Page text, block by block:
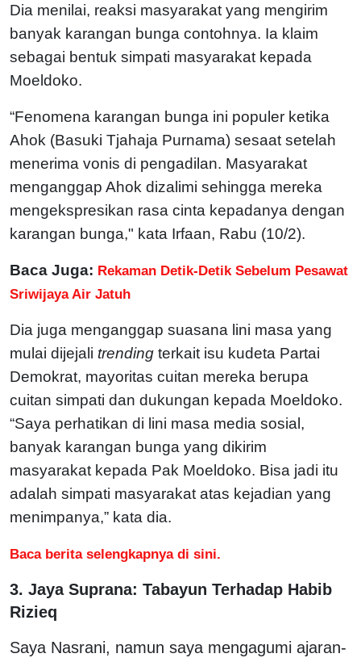
Dia menilai, reaksi masyarakat yang mengirim
banyak karangan bunga contohnya. Ia klaim
sebagai bentuk simpati masyarakat kepada
Moeldoko.
“Fenomena karangan bunga ini populer ketika
Ahok (Basuki Tjahaja Purnama) sesaat setelah
menerima vonis di pengadilan. Masyarakat
menganggap Ahok dizalimi sehingga mereka
mengekspresikan rasa cinta kepadanya dengan
karangan bunga," kata Irfaan, Rabu (10/2).
Baca Juga: Rekaman Detik-Detik Sebelum Pesawat
Sriwijaya Air Jatuh
Dia juga menganggap suasana lini masa yang
mulai dijejali trending terkait isu kudeta Partai
Demokrat, mayoritas cuitan mereka berupa
cuitan simpati dan dukungan kepada Moeldoko.
“Saya perhatikan di lini masa media sosial,
banyak karangan bunga yang dikirim
masyarakat kepada Pak Moeldoko. Bisa jadi itu
adalah simpati masyarakat atas kejadian yang
menimpanya,” kata dia.
Baca berita selengkapnya di sini.
3. Jaya Suprana: Tabayun Terhadap Habib
Rizieq
Saya Nasrani, namun saya mengagumi ajaran-